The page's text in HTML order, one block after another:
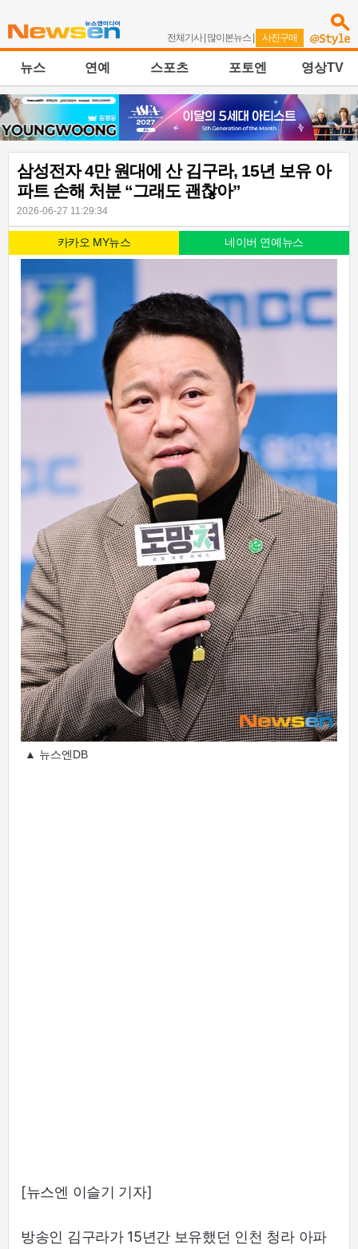
전체기사| 많이본뉴스 | 사진구매
뉴스 연예 스포츠 포토엔 영상TV
삼성전자 4만 원대에 산 김구라, 15년 보유 아
파트 손해 처분 “그래도 괜찮아”
2026-06-27 11:29:34
카카오 MY뉴스 네이버 연예뉴스
▲ 뉴스엔DB
[뉴스엔 이슬기 기자]
방송인 김구라가 15년간 보유했던 인천 청라 아파